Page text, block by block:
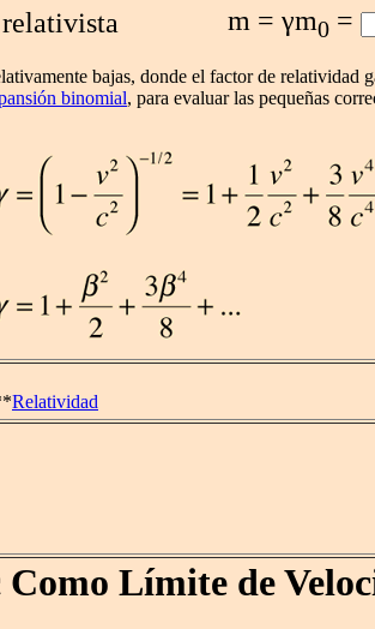
m = γm0=
bajas, donde el factor de relatividad
binomial, para evaluar las pequeñas
Relatividad
Como Límite de